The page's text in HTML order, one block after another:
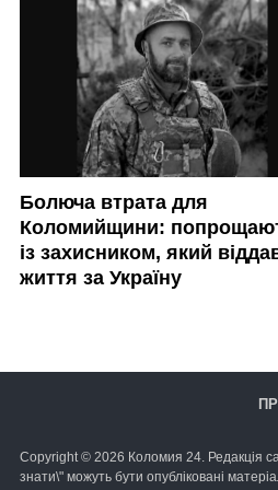
Болюча втрата для
Коломийщини:
із захисником, який
життя за Україну
Copyright © 2026 Коломия 24. Редакція
знати\" можуть бути опубліковані